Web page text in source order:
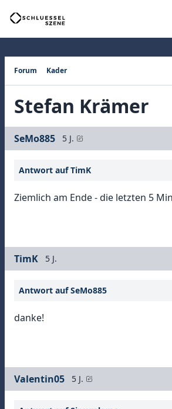
Forum Kader
Stefan Krämer
SeMo885 5 J.
Antwort auf TimK
Ziemlich am Ende - die letzten 5
TimK 5 J.
Antwort auf SeMo885
danke!
Valentin05 5 J.